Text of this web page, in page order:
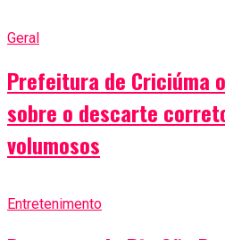
Geral
Prefeitura de Criciúma
sobre o descarte
volumosos
Entretenimento